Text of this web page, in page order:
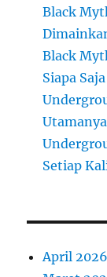
Black
Black
Siapa
Setiap
April 2026